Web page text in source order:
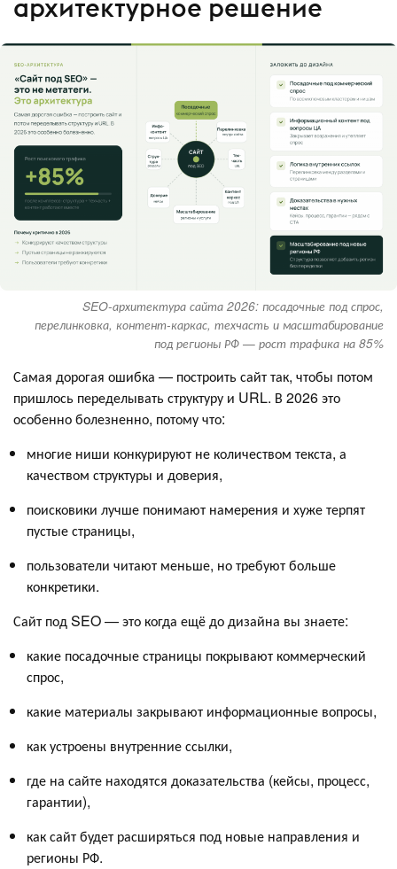
архитектурное решение
SEO-архитектура сайта 2026: посадочные под спрос,
перелинковка, контент-каркас, техчасть и масштабирование
под регионы РФ — рост трафика на 85%
Самая дорогая ошибка — построить сайт так, чтобы потом
пришлось переделывать структуру и URL. В 2026 это
особенно болезненно, потому что:
многие ниши конкурируют не количеством текста, а
качеством структуры и доверия,
поисковики лучше понимают намерения и хуже терпят
пустые страницы,
пользователи читают меньше, но требуют больше
конкретики.
Сайт под SEO — это когда ещё до дизайна вы знаете:
какие посадочные страницы покрывают коммерческий
спрос,
какие материалы закрывают информационные вопросы,
как устроены внутренние ссылки,
где на сайте находятся доказательства (кейсы, процесс,
гарантии),
как сайт будет расширяться под новые направления и
регионы РФ.